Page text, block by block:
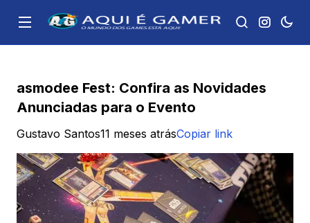
asmodee Fest: Confira as Novidades
Anunciadas para o Evento
Gustavo Santos11 meses atrásCopiar link